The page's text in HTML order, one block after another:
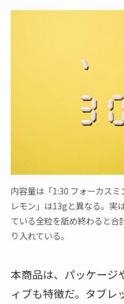
内容量は「1:30 フォーカス
レモン」は13gと異なる。実
ている全粒を舐め終わると
り入れている。
本商品は、パッケージ
ィブも特徴だ。タブレ